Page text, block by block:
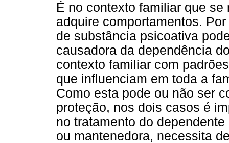
É no contexto familiar que
adquire comportamentos.
de substância psicoativa
causadora da dependência
contexto familiar com
que influenciam em toda a
Como esta pode ou não ser
proteção, nos dois casos é
no tratamento do
ou mantenedora, necessita